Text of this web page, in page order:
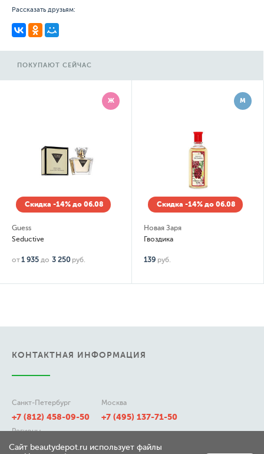
Рассказать друзьям:
ПОКУПАЮТ СЕЙЧАС
Ж
Скидка -14% до 06.08
Guess
Seductive
от1 935 до 3 250 руб.
М
Скидка -14% до 06.08
Новая Заря
Гвоздика
139 руб.
КОНТАКТНАЯ ИНФОРМАЦИЯ
Санкт-Петербург
+7 (812) 458-09-50
Москва
+7 (495) 137-71-50
Регионы
8 (800) 511-21-50
Сайт beautydepot.ru использует файлы